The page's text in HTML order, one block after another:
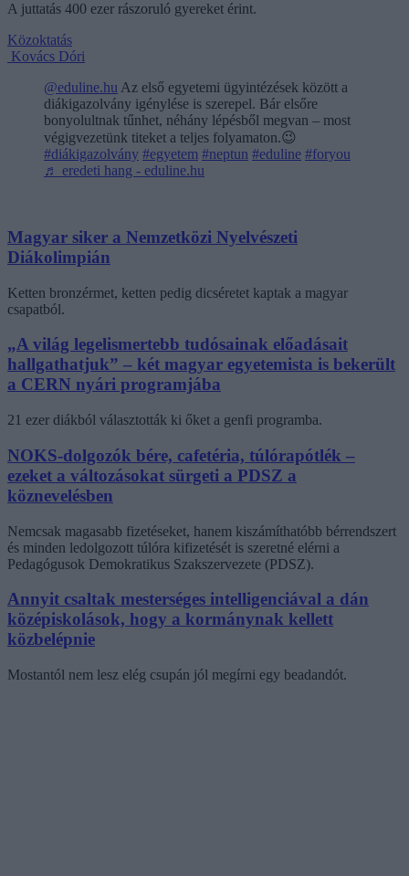
A juttatás 400 ezer rászoruló gyereket érint.
Közoktatás
Kovács Dóri
@eduline.hu Az első egyetemi ügyintézések között a
diákigazolvány igénylése is szerepel. Bár elsőre
bonyolultnak tűnhet, néhány lépésből megvan – most
végigvezetünk titeket a teljes folyamaton.😉
#diákigazolvány #egyetem #neptun #eduline #foryou
♬ eredeti hang - eduline.hu
Magyar siker a Nemzetközi Nyelvészeti
Diákolimpián
Ketten bronzérmet, ketten pedig dicséretet kaptak a magyar
csapatból.
„A világ legelismertebb tudósainak előadásait
hallgathatjuk” – két magyar egyetemista is bekerült
a CERN nyári programjába
21 ezer diákból választották ki őket a genfi programba.
NOKS-dolgozók bére, cafetéria, túlórapótlék –
ezeket a változásokat sürgeti a PDSZ a
köznevelésben
Nemcsak magasabb fizetéseket, hanem kiszámíthatóbb bérrendszert
és minden ledolgozott túlóra kifizetését is szeretné elérni a
Pedagógusok Demokratikus Szakszervezete (PDSZ).
Annyit csaltak mesterséges intelligenciával a dán
középiskolások, hogy a kormánynak kellett
közbelépnie
Mostantól nem lesz elég csupán jól megírni egy beadandót.